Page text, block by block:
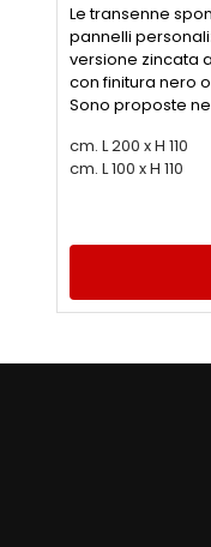
Le transenne
pannelli
versione zincata
con finitura nero
Sono proposte
cm. L 200 x H 110
cm. L 100 x H 110